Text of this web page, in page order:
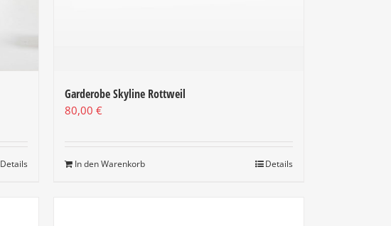
Details
Garderobe Skyline Rottweil
80,00 €
In den Warenkorb Details